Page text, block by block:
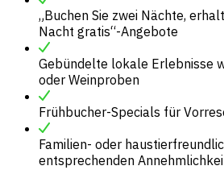
„Buchen Sie zwei Nächte,
Nacht gratis“-Angebote
Gebündelte lokale Erlebnisse
oder Weinproben
Frühbucher-Specials für
Familien- oder
entsprechenden